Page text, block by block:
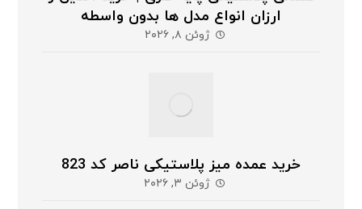
ارزان انواع مدل ها بدون واسطه
ژوئن ۸, ۲۰۲۶
خرید عمده میز پلاستیکی ناصر کد 823
ژوئن ۳, ۲۰۲۶